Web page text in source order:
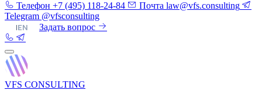
Телефон +7 (495) 118-24-84 Почта law@vfs.consulting
Telegram @vfsconsulting
|EN Задать вопрос
VFS CONSULTING